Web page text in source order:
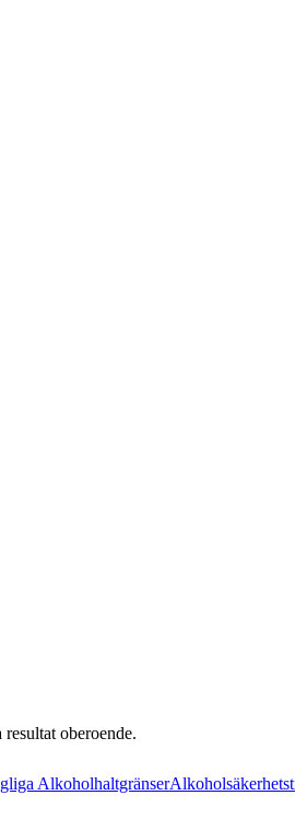
oberoende.
Alkoholhaltgränser